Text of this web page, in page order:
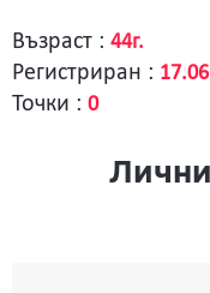
Възраст : 44г.
Регистриран :
Точки : 0